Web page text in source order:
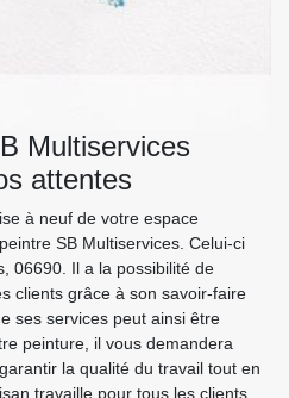
Multiservices
attentes
à neuf de votre espace
SB Multiservices. Celui-ci
06690. Il a la possibilité de
clients grâce à son savoir-faire
ses services peut ainsi être
peinture, il vous demandera
la qualité du travail tout en
travaille pour tous les clients